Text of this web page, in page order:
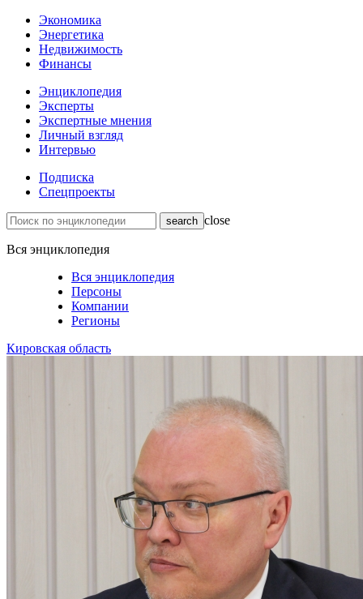
Экономика
Энергетика
Недвижимость
Финансы
Энциклопедия
Эксперты
Экспертные мнения
Личный взгляд
Интервью
Подписка
Спецпроекты
close
Вся энциклопедия
Вся энциклопедия
Персоны
Компании
Регионы
Кировская область